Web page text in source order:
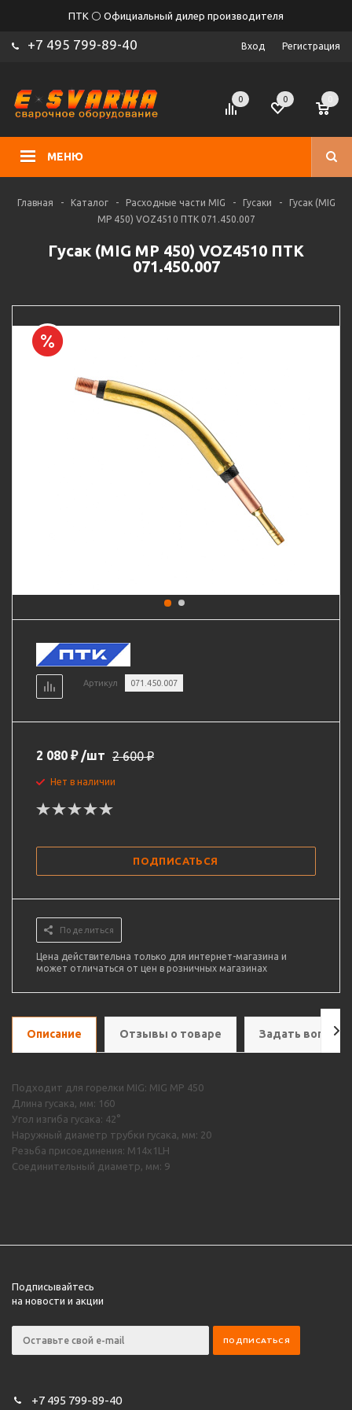
ПТК ⚪ Официальный дилер производителя
+7 495 799-89-40 Вход Регистрация
МЕНЮ
0 0
Главная - Каталог - Расходные части MIG - Гусаки -
Гусак (MIG
MP 450) VOZ4510 ПТК 071.450.007
Гусак (MIG MP 450) VOZ4510 ПТК
071.450.007
Артикул 071.450.007
2 080 ₽ /шт 2 600₽
Нет в наличии
ПОДПИСАТЬСЯ
Поделиться
Цена действительна только для интернет-магазина и
может отличаться от цен в розничных магазинах
Описание Отзывы о товаре Задать вопрос
Подходит для горелки MIG: MIG MP 450
Длина гусака, мм: 160
Угол изгиба гусака: 42°
Наружный диаметр трубки гусака, мм: 20
Резьба присоединения: М14х1LH
Соединительный диаметр, мм: 9
Подписывайтесь
на новости и акции
+7 495 799-89-40